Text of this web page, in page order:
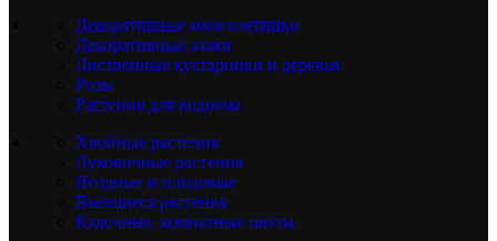
Декоративные многолетники
Декоративные злаки
Лиственные кустарники и деревья
Розы
Растения для водоема
Хвойные растения
Луковичные растения
Ягодные и плодовые
Вьющиеся растения
Кадочные, комнатные цветы